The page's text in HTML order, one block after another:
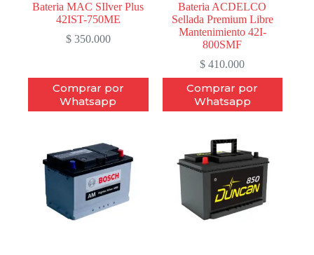
Bateria MAC SIlver Plus
42IST-750ME
$350.000
Comprar por
Whatsapp
Bateria ACDELCO
Sellada Premium Libre
Mantenimiento 42I-
800SMF
$ 410.000
Comprar por
Whatsapp